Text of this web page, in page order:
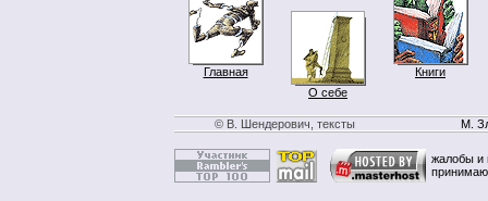
Главная
О себе
Книги
© В. Шендерович, тексты М.
жалобы и